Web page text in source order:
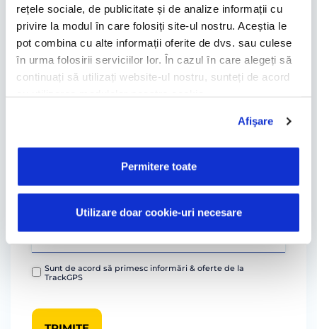
rețele sociale, de publicitate și de analize informații cu
privire la modul în care folosiți site-ul nostru. Aceștia le
pot combina cu alte informații oferite de dvs. sau culese
în urma folosirii serviciilor lor. În cazul în care alegeți să
continuați să utilizați website-ul nostru, sunteți de acord
Afişare
Permitere toate
Utilizare doar cookie-uri necesare
Sunt de acord să primesc informări & oferte de la
TrackGPS